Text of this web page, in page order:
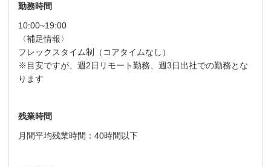
勤務時間
10:00~19:00
〈補足情報〉
フレックスタイム制（コアタイムなし）
※目安ですが、週2日リモート勤務、週3日出社での勤務とな
ります
残業時間
月間平均残業時間：40時間以下